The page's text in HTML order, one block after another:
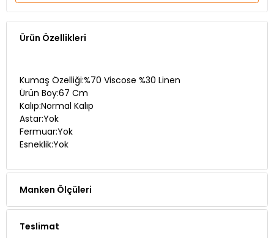
Ürün Özellikleri
Kumaş Özelliği:%70 Viscose %30 Linen
Ürün Boy:67 Cm
Kalıp:Normal Kalıp
Astar:Yok
Fermuar:Yok
Esneklik:Yok
Manken Ölçüleri
Teslimat